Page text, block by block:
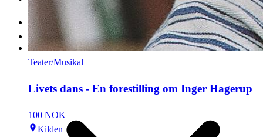
Hjem
Arrangementer
Teater/Musikal
Livets dans - En forestilling om Inger Hagerup
100 NOK
Kilden